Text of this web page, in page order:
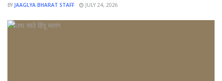
BY JAAGLYA BHARAT STAFF JULY 24, 2026